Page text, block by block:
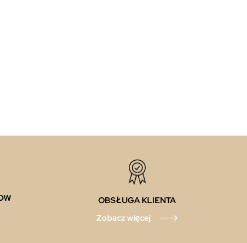
OBSŁUGA KLIENTA
Zobacz więcej